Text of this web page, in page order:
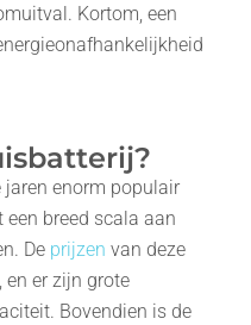
Kortom, een
enorm populair
breed scala aan
De prijzen van deze
en er zijn grote
Bovendien is de